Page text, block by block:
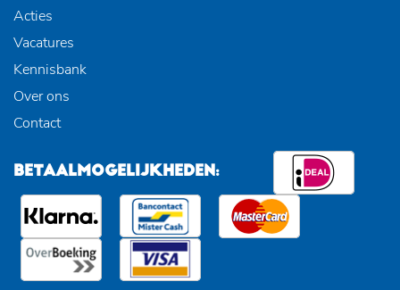
Acties
Vacatures
Kennisbank
Over ons
Contact
BETAALMOGELIJKHEDEN: